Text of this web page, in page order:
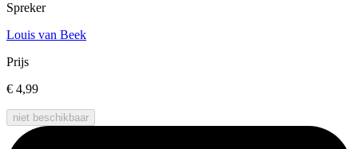
Spreker
Louis van Beek
Prijs
€ 4,99
niet beschikbaar